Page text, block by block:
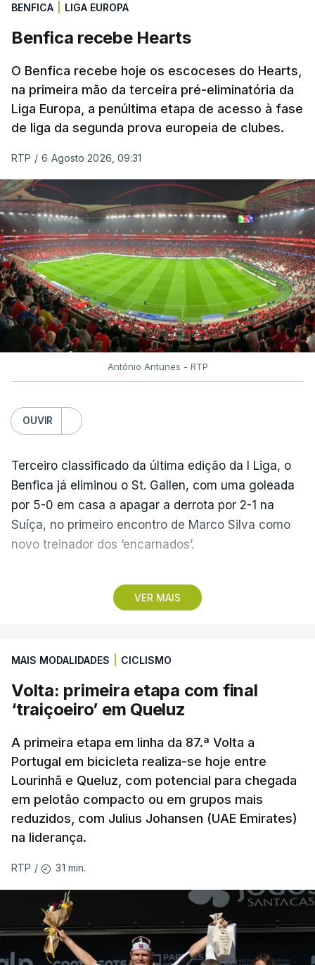
BENFICA LIGA EUROPA
Benfica recebe Hearts
O Benfica recebe hoje os escoceses do Hearts,
na primeira mão da terceira pré-eliminatória da
Liga Europa, a penúltima etapa de acesso à fase
de liga da segunda prova europeia de clubes.
RTP / 6 Agosto 2026, 09:31
António Antunes - RTP
OUVIR
VER MAIS
Terceiro classificado da última edição da I Liga, o
Benfica já eliminou o St. Gallen, com uma goleada
por 5-0 em casa a apagar a derrota por 2-1 na
Suíça, no primeiro encontro de Marco Silva como
novo treinador dos ‘encarnados’.
Pela frente, as ‘águias’ vão ter agora o vice-
campeão escocês, que tem o português Cláudio
de serem eliminados pelos austríacos do Sturm
Graz, com um agregado de 6-0.
Caso se qualifique, o Benfica vai encontrar outra
equipa relegada da ‘Champions’, o derrotado do
encontro entre Aarhus, campeão dinamarquês, ou
o Sabah, campeão do Azerbaijão, sendo que, em
caso de afastamento, os 'encarnados' caem para o
play-off da Liga Conferência, encontrando os
estónios do Paide ou os austríacos do Rapid Viena.
arbitragem do romeno Marian Barbu, enquanto a
segunda mão está marcada para 13 de agosto, em
Edimburgo.
MAIS MODALIDADES CICLISMO
Volta: primeira etapa com final
‘traiçoeiro’ em Queluz
A primeira etapa em linha da 87.ª Volta a
Portugal em bicicleta realiza-se hoje entre
Lourinhã e Queluz, com potencial para chegada
em pelotão compacto ou em grupos mais
reduzidos, com Julius Johansen (UAE Emirates)
na liderança.
RTP / 31 min.